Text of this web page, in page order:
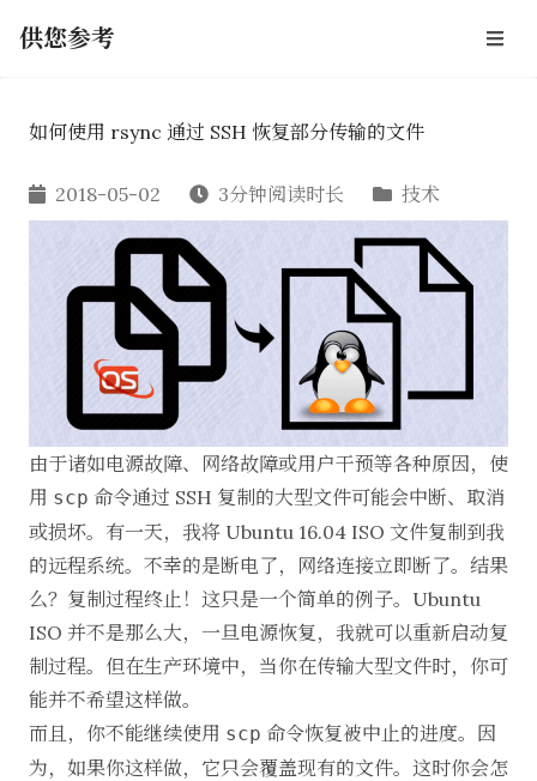
供您参考
如何使用 rsync 通过 SSH 恢复部分传输的文件
2018-05-02 3分钟阅读时长 技术
由于诸如电源故障、网络故障或用户干预等各种原因，使
用 scp 命令通过 SSH 复制的大型文件可能会中断、取消
或损坏。有一天，我将 Ubuntu 16.04 ISO 文件复制到我
的远程系统。不幸的是断电了，网络连接立即断了。结果
么？复制过程终止！这只是一个简单的例子。Ubuntu
ISO 并不是那么大，一旦电源恢复，我就可以重新启动复
制过程。但在生产环境中，当你在传输大型文件时，你可
能并不希望这样做。
而且，你不能继续使用 scp 命令恢复被中止的进度。因
为，如果你这样做，它只会覆盖现有的文件。这时你会怎